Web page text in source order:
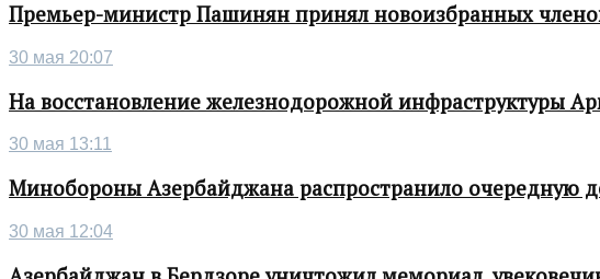
Премьер-министр Пашинян принял новоизбранных
30 мая 20:07
На восстановление железнодорожной инфраструктуры
30 мая 13:11
Минобороны Азербайджана распространило
30 мая 12:04